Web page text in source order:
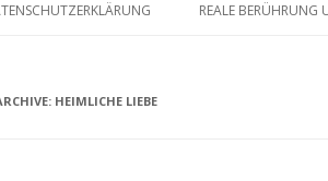
REALE BERÜHRUNG
HEIMLICHE LIEBE